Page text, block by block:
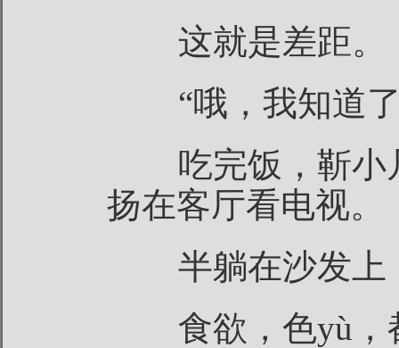
这就是差距。
“哦，我知道了
吃完饭，靳小
扬在客厅看电视。
半躺在沙发上
食欲，色yù，